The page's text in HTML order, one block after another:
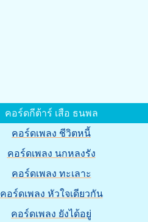
คอร์ดกีต้าร์ เสือ ธนพล
คอร์ดเพลง ชีวิตหนี้
คอร์ดเพลง นกหลงรัง
คอร์ดเพลง ทะเลาะ
คอร์ดเพลง หัวใจเดียวกัน
คอร์ดเพลง ยังได้อยู่